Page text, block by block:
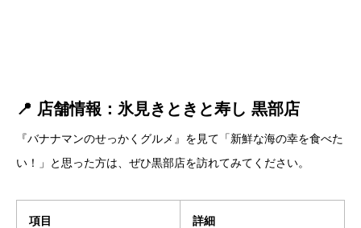
📍 店舗情報：氷見きときと寿し 黒部店
『バナナマンのせっかくグルメ』を見て「新鮮な海の幸を食べた
い！」と思った方は、ぜひ黒部店を訪れてみてください。
項目 詳細